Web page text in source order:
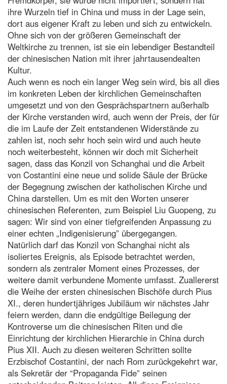
ihre Wurzeln tief in China und muss in der Lage sein,
dort aus eigener Kraft zu leben und sich zu entwickeln.
Ohne sich von der größeren Gemeinschaft der
Weltkirche zu trennen, ist sie ein lebendiger Bestandteil
der chinesischen Nation mit ihrer jahrtausendealten
Kultur.
Auch wenn es noch ein langer Weg sein wird, bis all dies
im konkreten Leben der kirchlichen Gemeinschaften
umgesetzt und von den Gesprächspartnern außerhalb
der Kirche verstanden wird, auch wenn der Preis, der für
die im Laufe der Zeit entstandenen Widerstände zu
zahlen ist, noch sehr hoch sein wird und auch heute
noch weiterbesteht, können wir doch mit Sicherheit
sagen, dass das Konzil von Schanghai und die Arbeit
von Costantini eine neue und solide Säule der Brücke
der Begegnung zwischen der katholischen Kirche und
China darstellen. Um es mit den Worten unserer
chinesischen Referenten, zum Beispiel Liu Guopeng, zu
sagen: Wir sind von einer tiefgreifenden Anpassung zu
einer echten „Indigenisierung” übergegangen.
Natürlich darf das Konzil von Schanghai nicht als
isoliertes Ereignis, als Episode betrachtet werden,
sondern als zentraler Moment eines Prozesses, der
weitere damit verbundene Momente umfasst. Zuallererst
die Weihe der ersten chinesischen Bischöfe durch Pius
XI., deren hundertjähriges Jubiläum wir nächstes Jahr
feiern werden, dann die endgültige Beilegung der
Kontroverse um die chinesischen Riten und die
Einrichtung der kirchlichen Hierarchie in China durch
Pius XII. Auch zu diesen weiteren Schritten sollte
Erzbischof Costantini, der nach Rom zurückgekehrt war,
als Sekretär der “Propaganda Fide” seinen